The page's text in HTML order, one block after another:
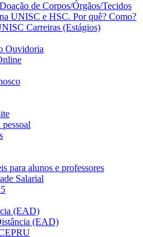
Doação de Corpos/Órgãos/Tecidos
na UNISC e HSC. Por quê? Como?
Carreiras (Estágios)
Ouvidoria
pessoal
para alunos e professores
Salarial
(EAD)
(EAD)